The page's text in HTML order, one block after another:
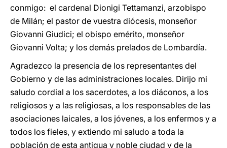
conmigo: el cardenal Dionigi Tettamanzi, arzobispo
de Milán; el pastor de vuestra diócesis, monseñor
Giovanni Giudici; el obispo emérito, monseñor
Giovanni Volta; y los demás prelados de Lombardía.
Agradezco la presencia de los representantes del
Gobierno y de las administraciones locales. Dirijo mi
saludo cordial a los sacerdotes, a los diáconos, a los
religiosos y a las religiosas, a los responsables de las
asociaciones laicales, a los jóvenes, a los enfermos y a
todos los fieles, y extiendo mi saludo a toda la
población de esta antigua y noble ciudad y de la